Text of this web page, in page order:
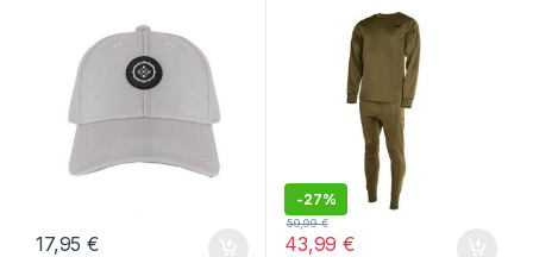
17,95€
-27%
43,99€
59,99€